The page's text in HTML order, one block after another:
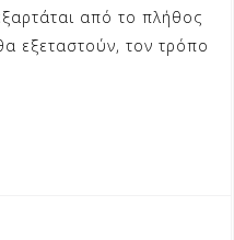
από το πλήθος
εξεταστούν, τον τρόπο